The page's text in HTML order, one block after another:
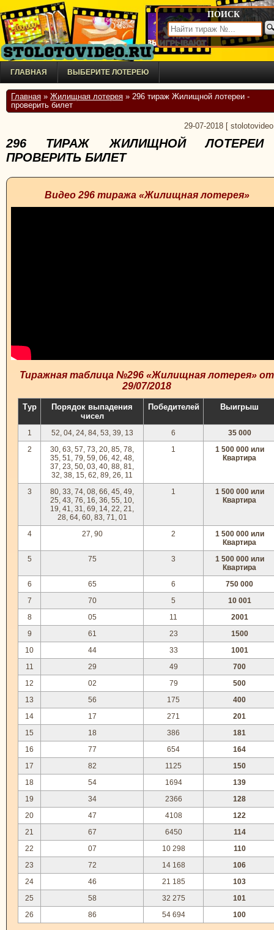
ПОИСК
ГЛАВНАЯ ВЫБЕРИТЕ ЛОТЕРЕЮ
Главная » Жилищная лотерея » 296 тираж Жилищной лотереи -
проверить билет
29-07-2018
296 ТИРАЖ ЖИЛИЩНОЙ
ПРОВЕРИТЬ БИЛЕТ
Видео 296 тиража «Жилищная лотерея»
Тиражная таблица №296 «Жилищная лотерея» от
29/07/2018
Тур
Порядок выпадения
чисел
Победителей Выигрыш
1 52, 04, 24, 84, 53, 39, 13 6
35 000
2
30, 63, 57, 73, 20, 85, 78,
35, 51, 79, 59, 06, 42, 48,
37, 23, 50, 03, 40, 88, 81,
32, 38, 15, 62, 89, 26, 11
1
1 500 000 или
Квартира
3
80, 33, 74, 08, 66, 45, 49,
25, 43, 76, 16, 36, 55, 10,
19, 41, 31, 69, 14, 22, 21,
28, 64, 60, 83, 71, 01
1
1 500 000 или
Квартира
4 27, 90 2
1 500 000 или
Квартира
5
75 3
1 500 000 или
Квартира
6
65 6
750 000
7
70 5
10 001
8
05 11
2001
9
61 23
1500
10
44 33
1001
11
29 49
700
12
02 79
500
13
56 175
400
14
17 271
201
15
18 386
181
16
77 654
164
17
82 1125
150
18
54 1694
139
19
34 2366
128
20
47 4108
122
21
67 6450
114
22
07 10 298
110
23
72 14 168
106
24
46 21 185
103
25
58 32 275
101
26
86 54 694 100